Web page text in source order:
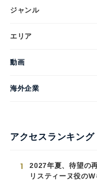
ジャンル
エリア
動画
海外企業
アクセスランキング
1
2027年夏、待望の
リスティーヌ役の